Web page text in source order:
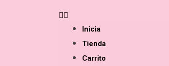
Inicia
Tienda
Carrito